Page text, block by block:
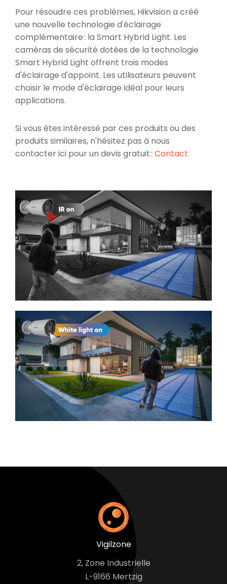
Pour résoudre ces problèmes, Hikvision a créé
une nouvelle technologie d'éclairage
complémentaire : la Smart Hybrid Light. Les
caméras de sécurité dotées de la technologie
Smart Hybrid Light offrent trois modes
d'éclairage d'appoint. Les utilisateurs peuvent
choisir le mode d'éclairage idéal pour leurs
applications.
Si vous êtes intéressé par ces produits ou des
produits similaires, n'hésitez pas à nous
contacter ici pour un devis gratuit : Contact
Vigilzone
2, Zone Industrielle
L-9166 Mertzig